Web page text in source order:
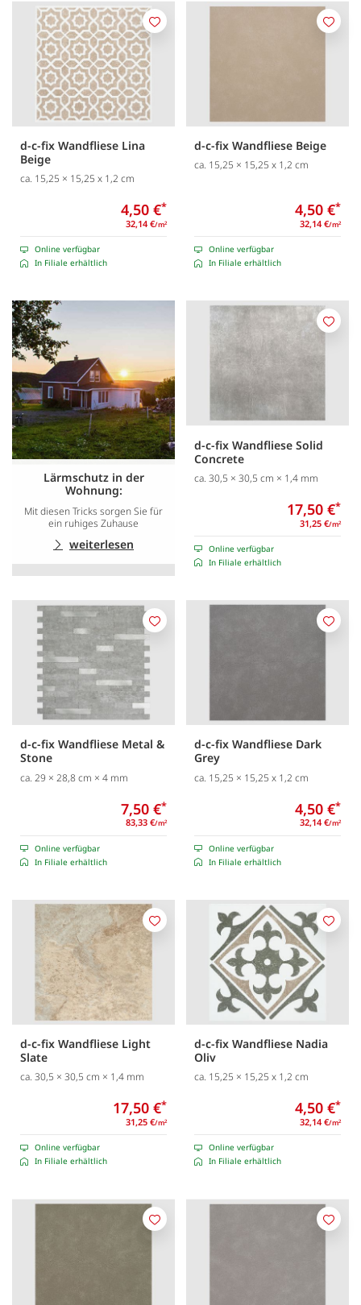
d-c-fix Wandfliese Lina
Beige
ca. 15,25 × 15,25 x 1,2 cm
4,50 €*
32,14 €/m2
Online verfügbar
In Filiale erhältlich
Merken
d-c-fix Wandfliese Beige
ca. 15,25 × 15,25 x 1,2 cm
4,50 €*
32,14 €/m2
Online verfügbar
In Filiale erhältlich
Lärmschutz in der
Wohnung:
Mit diesen Tricks sorgen Sie für
ein ruhiges Zuhause
weiterlesen
d-c-fix Wandfliese Solid
Concrete
ca. 30,5 × 30,5 cm × 1,4 mm
17,50 €*
31,25 €/m2
Online verfügbar
In Filiale erhältlich
d-c-fix Wandfliese Metal &
Stone
ca. 29 × 28,8 cm × 4 mm
7,50 €*
83,33 €/m2
Online verfügbar
In Filiale erhältlich
Merken
d-c-fix Wandfliese Dark
Grey
ca. 15,25 × 15,25 x 1,2 cm
4,50 €*
32,14 €/m2
Online verfügbar
In Filiale erhältlich
d-c-fix Wandfliese Light
Slate
ca. 30,5 × 30,5 cm × 1,4 mm
17,50 €*
31,25 €/m2
Online verfügbar
In Filiale erhältlich
Merken
d-c-fix Wandfliese Nadia
Oliv
ca. 15,25 × 15,25 x 1,2 cm
4,50 €*
32,14 €/m2
Online verfügbar
In Filiale erhältlich
Merken